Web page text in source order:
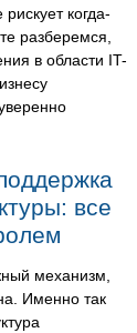
когда-
разберемся,
в области IT-
все
механизм,
Именно так